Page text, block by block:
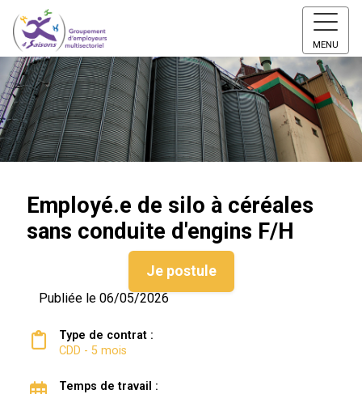
MENU
Employé.e de silo à céréales
sans conduite d'engins F/H
Je postule
Publiée le 06/05/2026
Type de contrat :
CDD - 5 mois
Temps de travail :